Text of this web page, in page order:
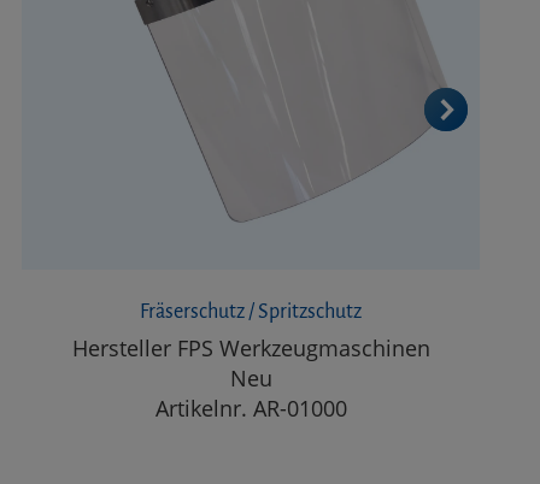
Fräserschutz / Spritzschutz
Hersteller FPS Werkzeugmaschinen
Neu
Artikelnr. AR-01000